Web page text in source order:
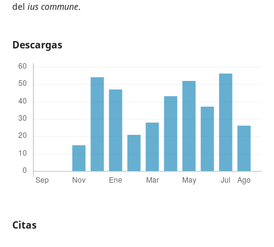
del ius commune.
Descargas
Citas